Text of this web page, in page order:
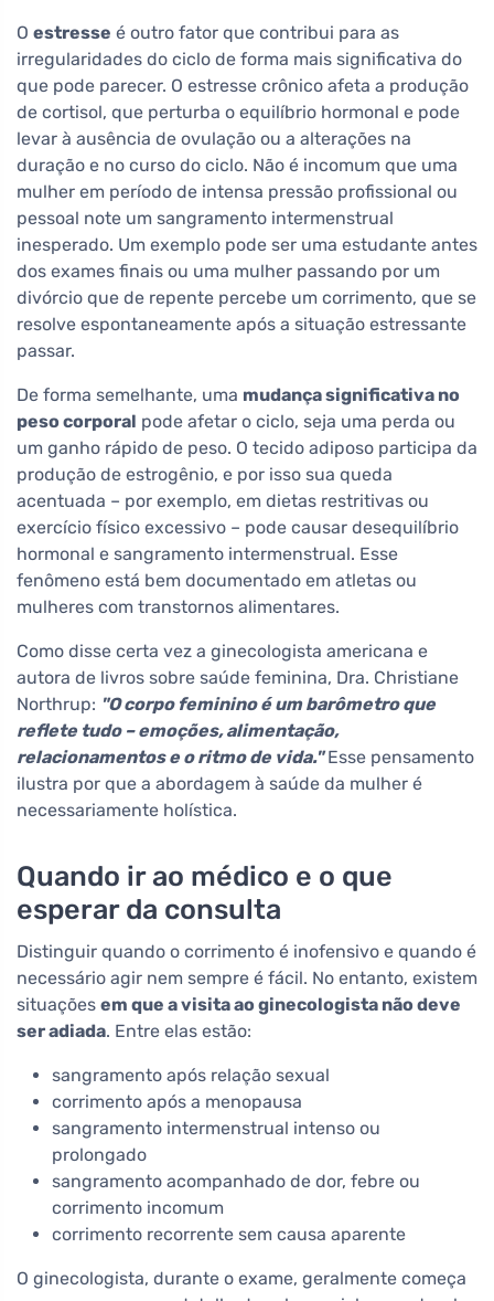
O estresse é outro fator que contribui para as
irregularidades do ciclo de forma mais significativa do
que pode parecer. O estresse crônico afeta a produção
de cortisol, que perturba o equilíbrio hormonal e pode
levar à ausência de ovulação ou a alterações na
duração e no curso do ciclo. Não é incomum que uma
mulher em período de intensa pressão profissional ou
pessoal note um sangramento intermenstrual
inesperado. Um exemplo pode ser uma estudante antes
dos exames finais ou uma mulher passando por um
divórcio que de repente percebe um corrimento, que se
resolve espontaneamente após a situação estressante
passar.
De forma semelhante, uma mudança significativa no
peso corporal pode afetar o ciclo, seja uma perda ou
um ganho rápido de peso. O tecido adiposo participa da
produção de estrogênio, e por isso sua queda
acentuada – por exemplo, em dietas restritivas ou
exercício físico excessivo – pode causar desequilíbrio
hormonal e sangramento intermenstrual. Esse
fenômeno está bem documentado em atletas ou
mulheres com transtornos alimentares.
Como disse certa vez a ginecologista americana e
autora de livros sobre saúde feminina, Dra. Christiane
Northrup: "O corpo feminino é um barômetro que
reflete tudo – emoções, alimentação,
relacionamentos e o ritmo de vida."Esse pensamento
ilustra por que a abordagem à saúde da mulher é
necessariamente holística.
Quando ir ao médico e o que
esperar da consulta
Distinguir quando o corrimento é inofensivo e quando é
necessário agir nem sempre é fácil. No entanto, existem
situações em que a visita ao ginecologista não deve
ser adiada. Entre elas estão:
sangramento após relação sexual
corrimento após a menopausa
sangramento intermenstrual intenso ou
prolongado
sangramento acompanhado de dor, febre ou
corrimento incomum
corrimento recorrente sem causa aparente
O ginecologista, durante o exame, geralmente começa